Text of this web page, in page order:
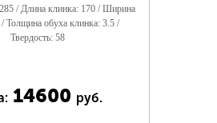
/ Длина клинка: 170 / Ширина
Толщина обуха клинка: 3.5 /
Твердость: 58
14600 руб.